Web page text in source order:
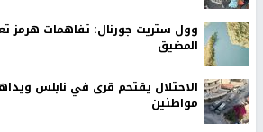
وول ستريت جورنال: تفاهمات هرمز
المضيق
الاحتلال يقتحم قرى في نابلس
مواطنين